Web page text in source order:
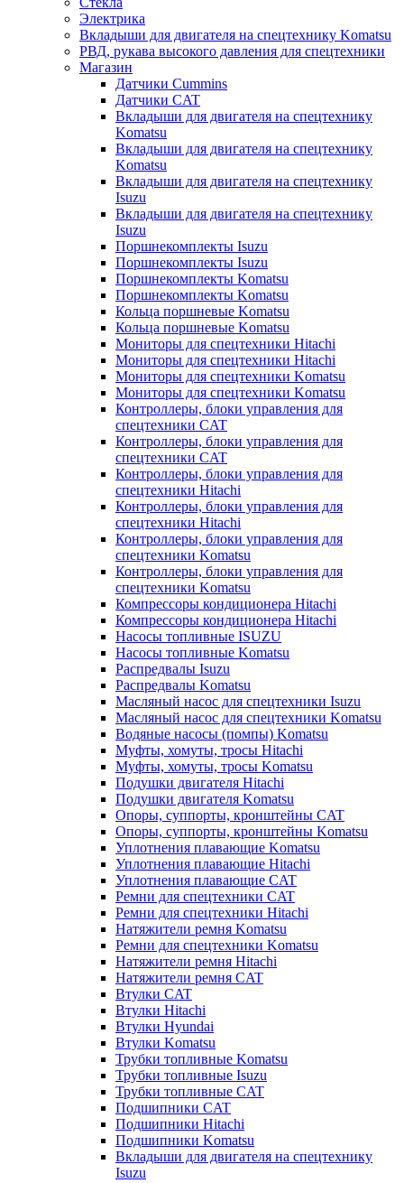
Электрика
Вкладыши для двигателя на спецтехнику Komatsu
РВД, рукава высокого давления для спецтехники
Магазин
Датчики Cummins
Датчики CAT
Вкладыши для двигателя на спецтехнику
Komatsu
Вкладыши для двигателя на спецтехнику
Komatsu
Вкладыши для двигателя на спецтехнику
Isuzu
Вкладыши для двигателя на спецтехнику
Isuzu
Поршнекомплекты Isuzu
Поршнекомплекты Isuzu
Поршнекомплекты Komatsu
Поршнекомплекты Komatsu
Кольца поршневые Komatsu
Кольца поршневые Komatsu
Мониторы для спецтехники Hitachi
Мониторы для спецтехники Hitachi
Мониторы для спецтехники Komatsu
Мониторы для спецтехники Komatsu
Контроллеры, блоки управления для
спецтехники CAT
Контроллеры, блоки управления для
спецтехники CAT
Контроллеры, блоки управления для
спецтехники Hitachi
Контроллеры, блоки управления для
спецтехники Hitachi
Контроллеры, блоки управления для
спецтехники Komatsu
Контроллеры, блоки управления для
спецтехники Komatsu
Компрессоры кондиционера Hitachi
Компрессоры кондиционера Hitachi
Насосы топливные ISUZU
Насосы топливные Komatsu
Распредвалы Isuzu
Распредвалы Komatsu
Масляный насос для спецтехники Isuzu
Масляный насос для спецтехники Komatsu
Водяные насосы (помпы) Komatsu
Муфты, хомуты, тросы Hitachi
Муфты, хомуты, тросы Komatsu
Подушки двигателя Hitachi
Подушки двигателя Komatsu
Опоры, суппорты, кронштейны CAT
Опоры, суппорты, кронштейны Komatsu
Уплотнения плавающие Komatsu
Уплотнения плавающие Hitachi
Уплотнения плавающие CAT
Ремни для спецтехники CAT
Ремни для спецтехники Hitachi
Натяжители ремня Komatsu
Ремни для спецтехники Komatsu
Натяжители ремня Hitachi
Натяжители ремня CAT
Втулки CAT
Втулки Hitachi
Втулки Hyundai
Втулки Komatsu
Трубки топливные Komatsu
Трубки топливные Isuzu
Трубки топливные CAT
Подшипники CAT
Подшипники Hitachi
Подшипники Komatsu
Вкладыши для двигателя на спецтехнику
Isuzu